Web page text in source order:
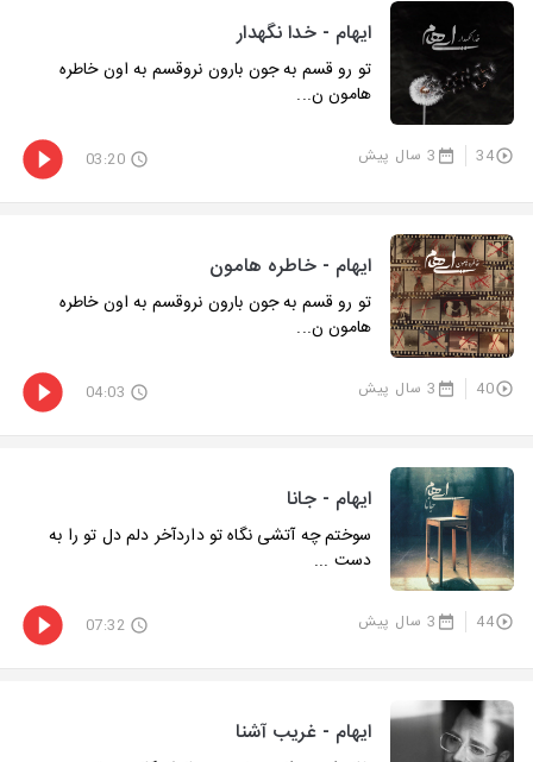
ایهام - خدا نگهدار
تو رو قسم به جون بارون نروقسم به اون خاطره
هامون ن...
34 3 سال پیش 03:20
ایهام - خاطره هامون
تو رو قسم به جون بارون نروقسم به اون خاطره
هامون ن...
40 3 سال پیش 04:03
ایهام - جانا
سوختم چه آتشی نگاه تو داردآخر دلم دل تو را به
دست ...
44 3 سال پیش 07:32
ایهام - غریب آشنا